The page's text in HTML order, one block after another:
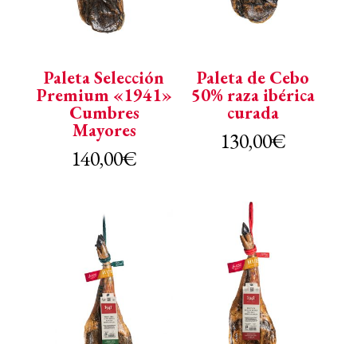
Paleta Selección
Premium «1941»
Cumbres
Mayores
140,00€
Paleta de Cebo
50% raza ibérica
curada
130,00€